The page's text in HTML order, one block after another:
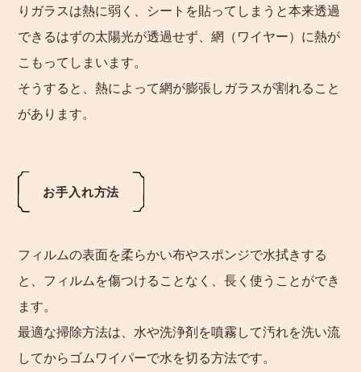
りガラスは熱に弱く、シートを貼ってしまうと本来透過
できるはずの太陽光が透過せず、網（ワイヤー）に熱が
こもってしまいます。
そうすると、熱によって網が膨張しガラスが割れること
があります。
お手入れ方法
フィルムの表面を柔らかい布やスポンジで水拭きする
と、フィルムを傷つけることなく、長く使うことができ
ます。
最適な掃除方法は、水や洗浄剤を噴霧して汚れを洗い流
してからゴムワイパーで水を切る方法です。